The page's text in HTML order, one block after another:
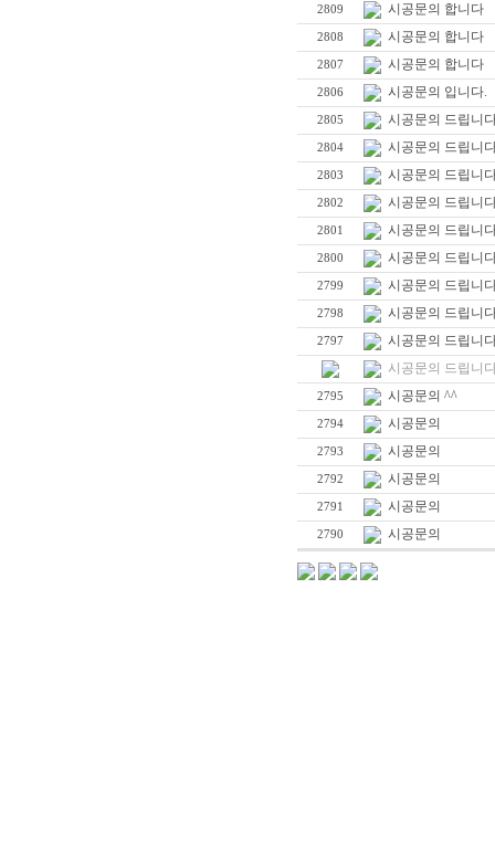
2809 시공문의 합니다
2808 시공문의 합니다
2807 시공문의 합니다
2806 시공문의 입니다.
2805 시공문의 드립니
2804 시공문의 드립니
2803 시공문의 드립니
2802 시공문의 드립니
2801 시공문의 드립니
2800 시공문의 드립니
2799 시공문의 드립니
2798 시공문의 드립니
2797
시공문의 드립니
시공문의 드립니
2795 시공문의 ^^
2794 시공문의
2793 시공문의
2792 시공문의
2791 시공문의
2790 시공문의